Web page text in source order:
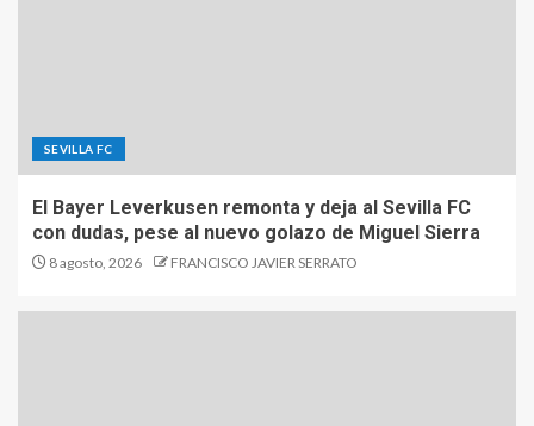
SEVILLA FC
El Bayer Leverkusen remonta y deja al Sevilla FC
con dudas, pese al nuevo golazo de Miguel Sierra
8 agosto, 2026 FRANCISCO JAVIER SERRATO